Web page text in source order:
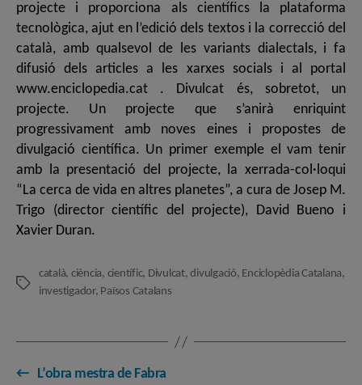
projecte i proporciona als científics la plataforma
tecnològica, ajut en l’edició dels textos i la correcció del
català, amb qualsevol de les variants dialectals, i fa
difusió dels articles a les xarxes socials i al portal
www.enciclopedia.cat . Divulcat és, sobretot, un
projecte. Un projecte que s’anirà enriquint
progressivament amb noves eines i propostes de
divulgació científica. Un primer exemple el vam tenir
amb la presentació del projecte, la xerrada-col·loqui
“La cerca de vida en altres planetes”, a cura de Josep M.
Trigo (director científic del projecte), David Bueno i
Xavier Duran.
Etiquetes
català, ciència, científic, Divulcat,divulgació, Enciclopèdia Catalana,
investigador, Països Catalans
←
L’obra mestra de Fabra